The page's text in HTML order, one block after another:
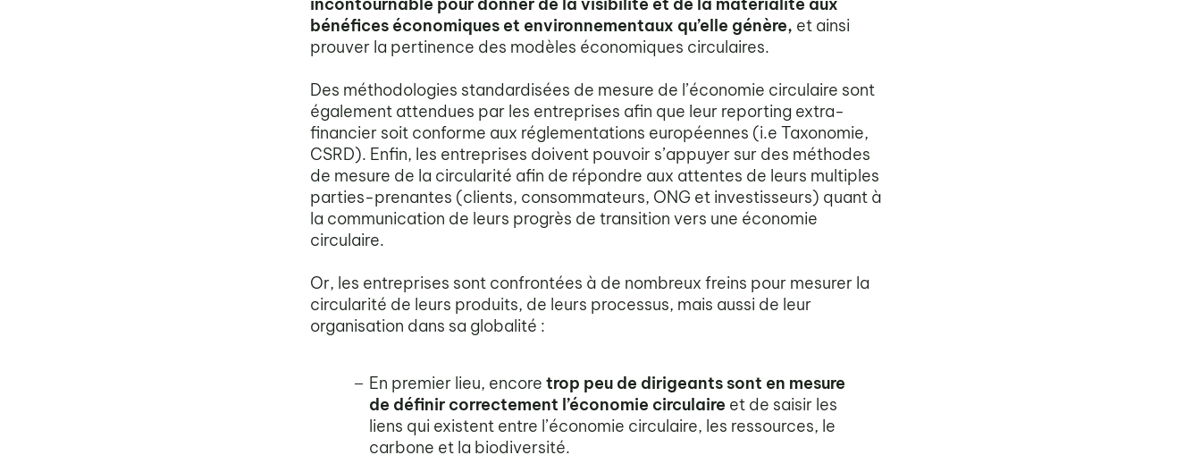
bénéfices économiques et environnementaux qu’elle génère, et ainsi
prouver la pertinence des modèles économiques circulaires.
Des méthodologies standardisées de mesure de l’économie circulaire sont
également attendues par les entreprises afin que leur reporting extra-
financier soit conforme aux réglementations européennes (i.e Taxonomie,
CSRD). Enfin, les entreprises doivent pouvoir s’appuyer sur des méthodes
de mesure de la circularité afin de répondre aux attentes de leurs multiples
parties-prenantes (clients, consommateurs, ONG et investisseurs) quant à
la communication de leurs progrès de transition vers une économie
circulaire.
Or, les entreprises sont confrontées à de nombreux freins pour mesurer la
circularité de leurs produits, de leurs processus, mais aussi de leur
organisation dans sa globalité :
En premier lieu, encore trop peu de dirigeants sont en mesure
de définir correctement l’économie circulaire et de saisir les
liens qui existent entre l’économie circulaire, les ressources, le
carbone et la biodiversité.